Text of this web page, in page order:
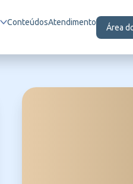
ConteúdosAtendimento
Área